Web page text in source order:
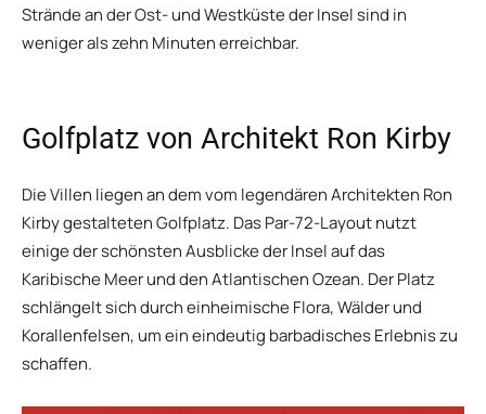
Strände an der Ost- und Westküste der Insel sind in
weniger als zehn Minuten erreichbar.
Golfplatz von Architekt Ron Kirby
Die Villen liegen an dem vom legendären Architekten Ron
Kirby gestalteten Golfplatz. Das Par-72-Layout nutzt
einige der schönsten Ausblicke der Insel auf das
Karibische Meer und den Atlantischen Ozean. Der Platz
schlängelt sich durch einheimische Flora, Wälder und
Korallenfelsen, um ein eindeutig barbadisches Erlebnis zu
schaffen.